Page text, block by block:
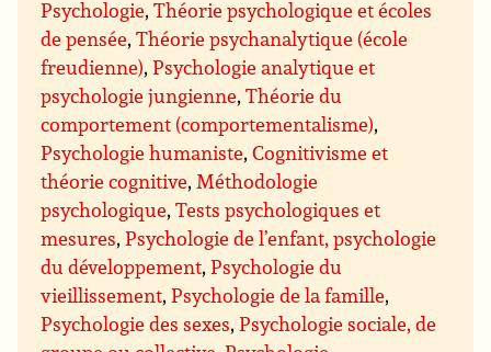
Psychologie,Théorie psychologique et écoles
de pensée,Théorie psychanalytique (école
freudienne),Psychologie analytique et
psychologie jungienne,Théorie du
comportement (comportementalisme),
Psychologie humaniste,Cognitivisme et
théorie cognitive,Méthodologie
psychologique,Tests psychologiques et
mesures,Psychologie de l’enfant, psychologie
du développement,Psychologie du
vieillissement,Psychologie de la famille,
Psychologie des sexes,Psychologie sociale, de